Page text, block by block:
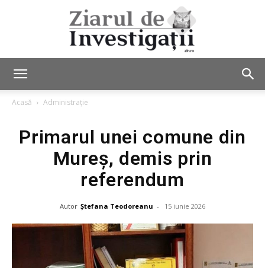
Acasă Administrație
Primarul unei comune din
Mureș, demis prin
referendum
Autor Ștefana Teodoreanu - 15 iunie 2026